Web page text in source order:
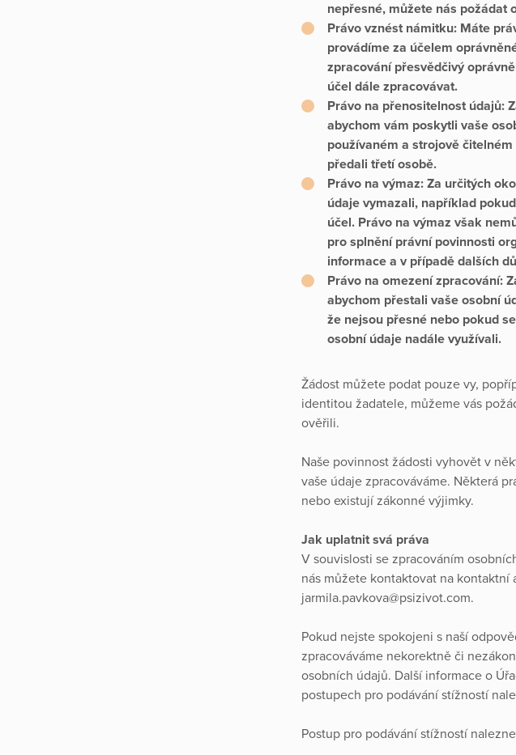
nepřesné, můžete nás požádat
Právo vznést námitku: Máte
provádíme za účelem
zpracování přesvědčivý
účel dále zpracovávat.
Právo na přenositelnost údajů:
abychom vám poskytli vaše
používaném a strojově
předali třetí osobě.
Právo na výmaz: Za určitých
údaje vymazali, například
účel. Právo na výmaz však
pro splnění právní povinnosti
informace a v případě dalších
Právo na omezení zpracování:
abychom přestali vaše osobní
že nejsou přesné nebo pokud
osobní údaje nadále využívali.
Žádost můžete podat pouze vy,
identitou žadatele, můžeme vás
ověřili.
Naše povinnost žádosti vyhovět v
vaše údaje zpracováváme. Některá
nebo existují zákonné výjimky.
Jak uplatnit svá práva
V souvislosti se zpracováním
nás můžete kontaktovat na kontaktní
jarmila.pavkova@psizivot.com.
Pokud nejste spokojeni s naší
zpracováváme nekorektně či
osobních údajů. Další informace o
postupech pro podávání stížností
Postup pro podávání stížností